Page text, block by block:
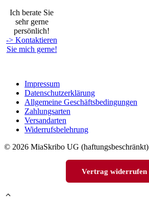
Ich berate Sie
sehr gerne
persönlich!
-> Kontaktieren
Sie mich gerne!
Impressum
Datenschutzerklärung
Allgemeine Geschäftsbedingungen
Zahlungsarten
Versandarten
Widerrufsbelehrung
© 2026 MiaSkribo UG (haftungsbeschränkt)
Vertrag widerrufen